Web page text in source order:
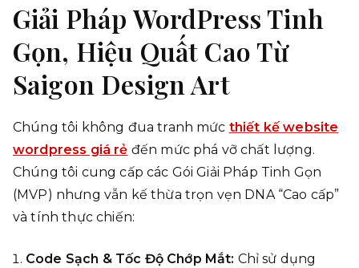
Giải Pháp WordPress Tinh
Gọn, Hiệu Quất Cao Từ
Saigon Design Art
Chúng tôi không đua tranh mức thiết kế website
wordpress giá rẻ đến mức phá vỡ chất lượng.
Chúng tôi cung cấp các Gói Giải Pháp Tinh Gọn
(MVP) nhưng vẫn kế thừa trọn vẹn DNA “Cao cấp”
và tính thực chiến:
Code Sạch & Tốc Độ Chớp Mắt: Chỉ sử dụng